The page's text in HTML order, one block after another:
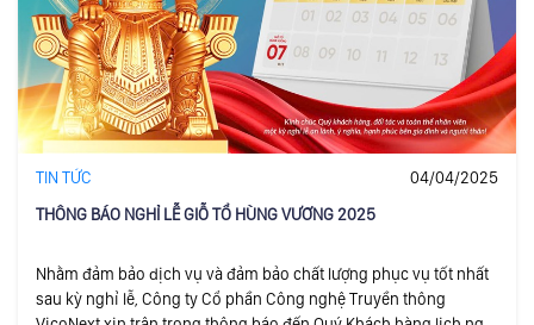
TIN TỨC
04/04/2025
THÔNG BÁO NGHỈ LỄ GIỖ TỔ HÙNG VƯƠNG 2025
Nhằm đảm bảo dịch vụ và đảm bảo chất lượng phục vụ tốt nhất
sau kỳ nghỉ lễ, Công ty Cổ phần Công nghệ Truyền thông